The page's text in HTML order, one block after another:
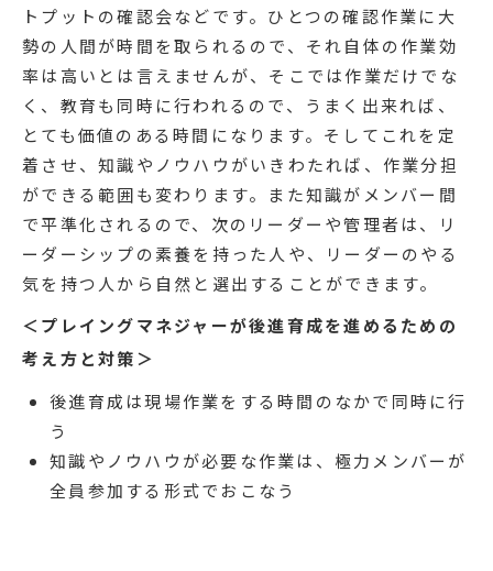
トプットの確認会などです。ひとつの確認作業に大
勢の人間が時間を取られるので、それ自体の作業効
率は高いとは言えませんが、そこでは作業だけでな
く、教育も同時に行われるので、うまく出来れば、
とても価値のある時間になります。そしてこれを定
着させ、知識やノウハウがいきわたれば、作業分担
ができる範囲も変わります。また知識がメンバー間
で平準化されるので、次のリーダーや管理者は、リ
ーダーシップの素養を持った人や、リーダーのやる
気を持つ人から自然と選出することができます。
＜プレイングマネジャーが後進育成を進めるための
考え方と対策＞
後進育成は現場作業をする時間のなかで同時に行
う
知識やノウハウが必要な作業は、極力メンバーが
全員参加する形式でおこなう